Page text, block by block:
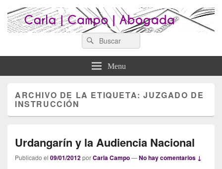
Abogados Lugo : Carla Campo
Abogada
Search
for:
Menu
ARCHIVO DE LA ETIQUETA:JUZGADO DE
INSTRUCCIÓN
Urdangarín y la Audiencia Nacional
Publicado el 09/01/2012porCarla Campo—No hay comentarios ↓